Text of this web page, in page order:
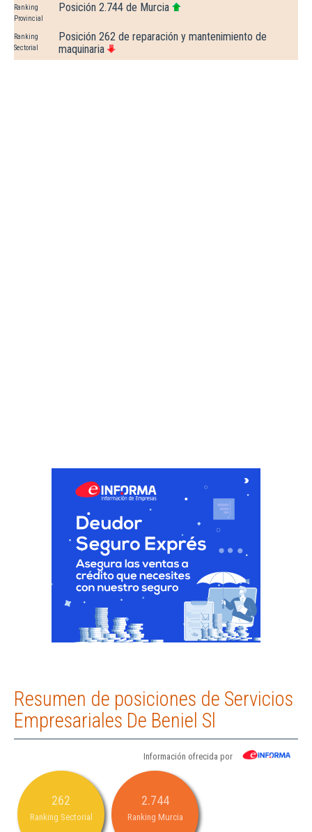
Ranking
Provincial
Posición 2.744 de Murcia
Ranking
Sectorial
Posición 262 de reparación y mantenimiento de
maquinaria
Resumen de posiciones de Servicios
Empresariales De Beniel Sl
Información ofrecida por
262
Ranking Sectorial
2.744
Ranking Murcia